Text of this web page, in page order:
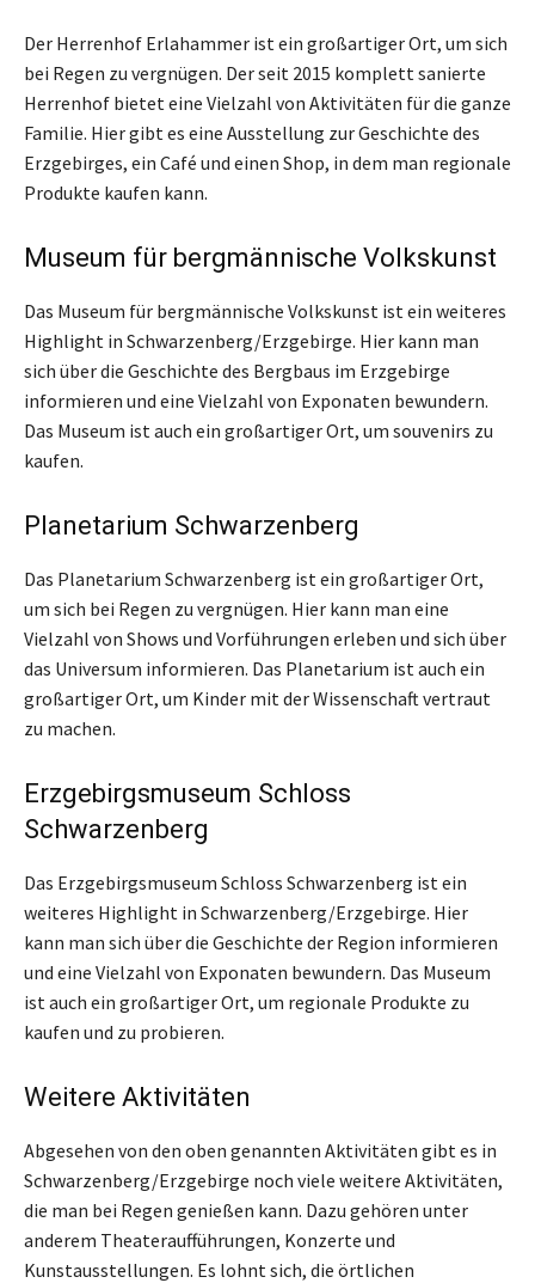
Der Herrenhof Erlahammer ist ein großartiger Ort, um sich
bei Regen zu vergnügen. Der seit 2015 komplett sanierte
Herrenhof bietet eine Vielzahl von Aktivitäten für die ganze
Familie. Hier gibt es eine Ausstellung zur Geschichte des
Erzgebirges, ein Café und einen Shop, in dem man regionale
Produkte kaufen kann.
Museum für bergmännische Volkskunst
Das Museum für bergmännische Volkskunst ist ein weiteres
Highlight in Schwarzenberg/Erzgebirge. Hier kann man
sich über die Geschichte des Bergbaus im Erzgebirge
informieren und eine Vielzahl von Exponaten bewundern.
Das Museum ist auch ein großartiger Ort, um souvenirs zu
kaufen.
Planetarium Schwarzenberg
Das Planetarium Schwarzenberg ist ein großartiger Ort,
um sich bei Regen zu vergnügen. Hier kann man eine
Vielzahl von Shows und Vorführungen erleben und sich über
das Universum informieren. Das Planetarium ist auch ein
großartiger Ort, um Kinder mit der Wissenschaft vertraut
zu machen.
Erzgebirgsmuseum Schloss
Schwarzenberg
Das Erzgebirgsmuseum Schloss Schwarzenberg ist ein
weiteres Highlight in Schwarzenberg/Erzgebirge. Hier
kann man sich über die Geschichte der Region informieren
und eine Vielzahl von Exponaten bewundern. Das Museum
ist auch ein großartiger Ort, um regionale Produkte zu
kaufen und zu probieren.
Weitere Aktivitäten
Abgesehen von den oben genannten Aktivitäten gibt es in
Schwarzenberg/Erzgebirge noch viele weitere Aktivitäten,
die man bei Regen genießen kann. Dazu gehören unter
anderem Theateraufführungen, Konzerte und
Kunstausstellungen. Es lohnt sich, die örtlichen